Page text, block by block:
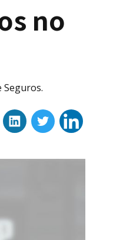
no
Seguros.